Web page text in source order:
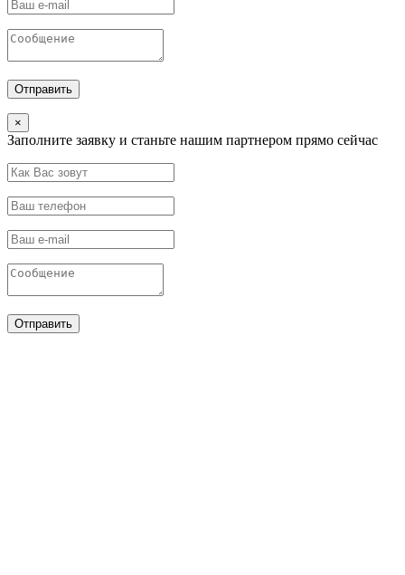
×
Заполните заявку и станьте нашим партнером прямо сейчас